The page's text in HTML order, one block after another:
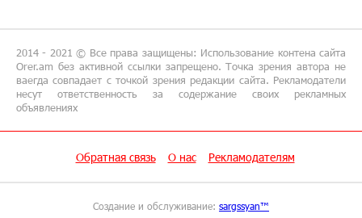
13:37:14 8-07-2026
Артем Оганов получил международную
госпремию Китая в области науки и техники
— лично от Си Цзиньпиня
12:44:34 8-07-2026
2014 - 2021 © Все права защищены: Использование контена сайта
Orer.am без активной ссылки запрещено. Точка зрения автора не
ваегда совпадает с точкой зрения редакции сайта. Рекламодатели
несут ответственность за содержание своих рекламных
объявлениях
Обратная связь О нас Рекламодателям
Создание и обслуживание: sargssyan™